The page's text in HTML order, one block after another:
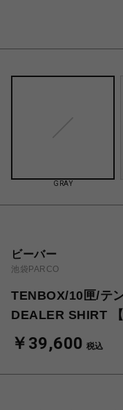
GRAY
ビーバー
池袋PARCO
TENBOX/10匣/テ
DEALER SHIRT 【
￥39,600 税込